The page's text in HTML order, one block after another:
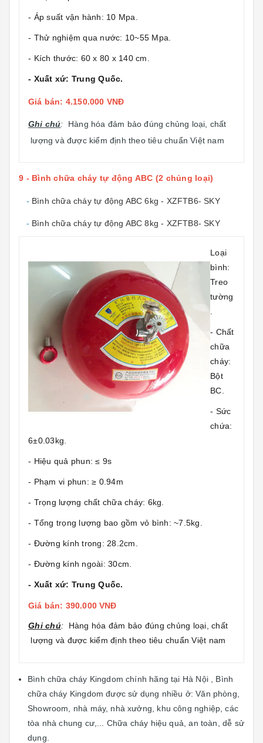
- Áp suất vận hành: 10 Mpa.
- Thử nghiệm qua nước: 10~55 Mpa.
- Kích thước: 60 x 80 x 140 cm.
- Xuất xứ: Trung Quốc.
Giá bán: 4.150.000 VNĐ
Ghi chú: Hàng hóa đảm bảo đúng chủng loại, chất
lượng và được kiểm định theo tiêu chuẩn Việt nam
9 - Bình chữa cháy tự động ABC (2 chủng loại)
- Bình chữa cháy tự động ABC 6kg - XZFTB6- SKY
- Bình chữa cháy tự động ABC 8kg - XZFTB8- SKY
Loại
bình:
Treo
tường
- Chất
chữa
cháy:
Bột
BC.
- Sức
chứa:
6±0.03kg.
- Hiệu quả phun: ≤ 9s
- Phạm vi phun: ≥ 0.94m
- Trọng lượng chất chữa cháy: 6kg.
- Tổng trọng lượng bao gồm vỏ bình: ~7.5kg.
- Đường kính trong: 28.2cm.
- Đường kính ngoài: 30cm.
- Xuất xứ: Trung Quốc.
Giá bán: 390.000 VNĐ
Ghi chú: Hàng hóa đảm bảo đúng chủng loại, chất
lượng và được kiểm định theo tiêu chuẩn Việt nam
Bình chữa cháy Kingdom chính hãng tại Hà Nội , Bình
chữa cháy Kingdom được sử dụng nhiều ở: Văn phòng,
Showroom, nhà máy, nhà xưởng, khu công nghiệp, các
tòa nhà chung cư,... Chữa cháy hiệu quả, an toàn, dễ sử
dụng.